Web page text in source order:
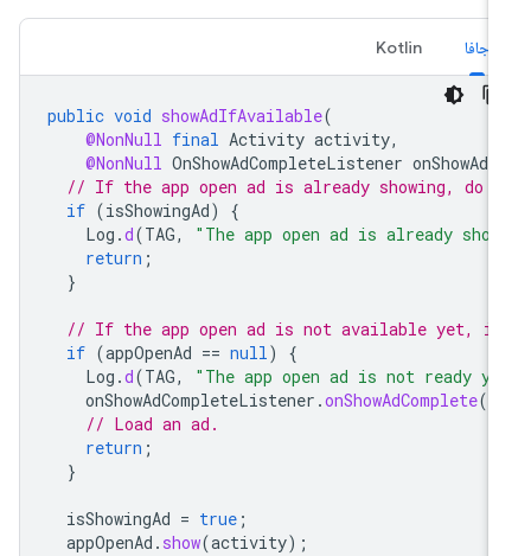
Kotlin
public void showAdIfAvailable
@NonNull final Activity activity
@NonNull OnShowAdCompleteListener
// If the app open ad is already showing, do
if (isShowingAd
Log.d(TAG , "The app open ad is already
return
// If the app open ad is not available yet,
if (appOpenAd == null
Log.d(TAG , "The app open ad is not ready
onShowAdCompleteListener.onShowAdComplete
// Load an ad.
return
isShowingAd = true
appOpenAd.show(activity